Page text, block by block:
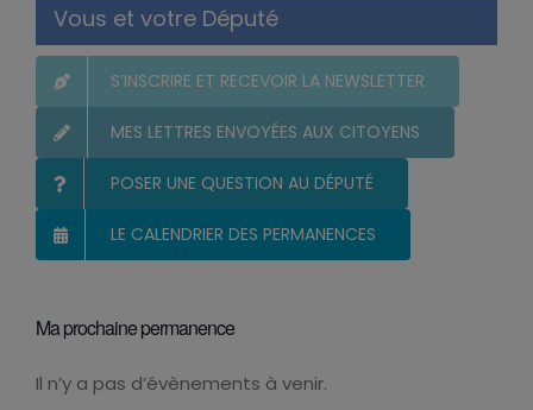
Vous et votre Député
S’INSCRIRE ET RECEVOIR LA NEWSLETTER
MES LETTRES ENVOYÉES AUX CITOYENS
POSER UNE QUESTION AU DÉPUTÉ
LE CALENDRIER DES PERMANENCES
Ma prochaine permanence
Il n’y a pas d’évènements à venir.